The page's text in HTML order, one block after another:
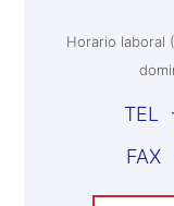
Horario laboral